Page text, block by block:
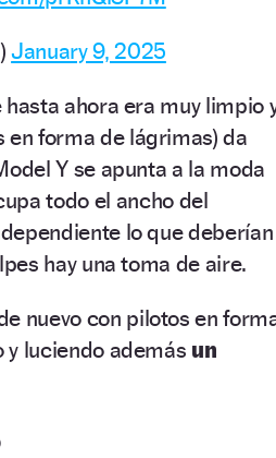
January 9, 2025
ahora era muy limpio
forma de lágrimas) da
Y se apunta a la moda
todo el ancho del
lo que deberían
hay una toma de aire.
nuevo con pilotos en
y luciendo además un